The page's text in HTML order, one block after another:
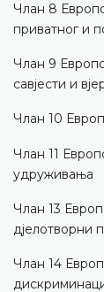
Члан 8
приватног и
Члан 9
савјести и
Члан 10
Члан 11
удруживања
Члан 13
дјелотворни
Члан 14